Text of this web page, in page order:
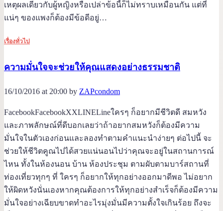
เหตุผลเดียวกับผู้หญิงหรือเปล่าข้อนี้ก็ไม่ทราบเหมือนกัน แต่ที่
แน่ๆ ของแพงก็ต้องมีข้อดีอยู่…
เรื่องทั่วไป
ความมั่นใจจะช่วยให้คุณแสดงอย่างธรรมชาติ
16/10/2016 at 20:00 by ZAPcondom
FacebookFacebookXXLINELineใครๆ ก็อยากมีชีวิตดี สมหวัง
และภาพลักษณ์ที่ดีบอกเลยว่าถ้าอยากสมหวังก็ต้องมีความ
มั่นใจในตัวเองก่อนและลองทำตามคำแนะนำง่ายๆ ต่อไปนี้ จะ
ช่วยให้ชีวิตคูณไปได้สวยแน่นอนไปว่าคุณจะอยู่ในสถานการณ์
ไหน ทั้งในห้องนอน บ้าน ห้องประชุม ตามผับตามบาร์สถานที่
ท่องเที่ยวทุกๆ ที่ ใครๆ ก็อยากให้ทุกอย่างออกมาดีพอ ไม่อยาก
ให้ผิดหวังนั่นเองหากคุณต้องการให้ทุกอย่างสำเร็จก็ต้องมีความ
มั่นใจอย่างเฉียบขาดทำอะไรมุ่งมั่นมีความตั้งใจเกินร้อย ถึงจะ